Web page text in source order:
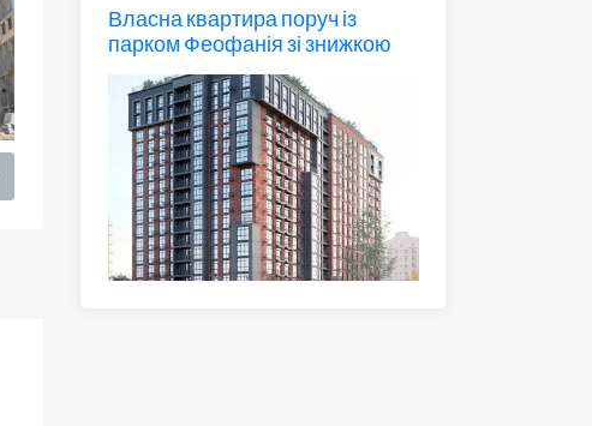
Власна квартира поруч із
парком Феофанія зі знижкою